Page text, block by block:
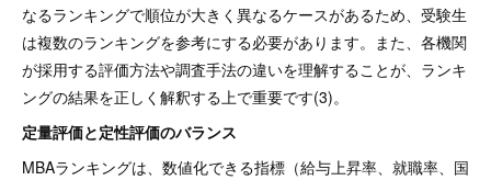
なるランキングで順位が大きく異なるケースがあるため、受験生
は複数のランキングを参考にする必要があります。また、各機関
が採用する評価方法や調査手法の違いを理解することが、ランキ
ングの結果を正しく解釈する上で重要です(3)。
定量評価と定性評価のバランス
MBAランキングは、数値化できる指標（給与上昇率、就職率、国